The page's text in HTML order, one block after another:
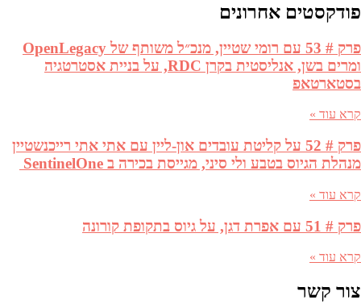
פודקסטים אחרונים
פרק # 53 עם רומי שטיין, מנכ״ל משותף של OpenLegacy
ומרים בשן, אנליסטית בקרן RDC, על בניית אסטרטגיה
בסטארטאפ
קרא עוד »
פרק # 52 על קליטת עובדים און-ליין עם אתי אתי רייכנשטיין
מנהלת הגיוס בטבע ולי סיני, מגייסת בכירה ב SentinelOne
קרא עוד »
פרק # 51 עם אפרת דגן, על גיוס בתקופת קורונה
קרא עוד »
צור קשר